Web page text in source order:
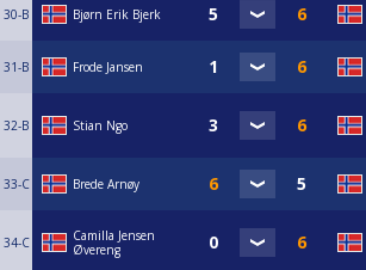
30-B Bjørn Erik Bjerk
31-B Frode Jansen
32-B Stian Ngo
33-C Brede Arnøy
34-C
Camilla Jensen
Øvereng